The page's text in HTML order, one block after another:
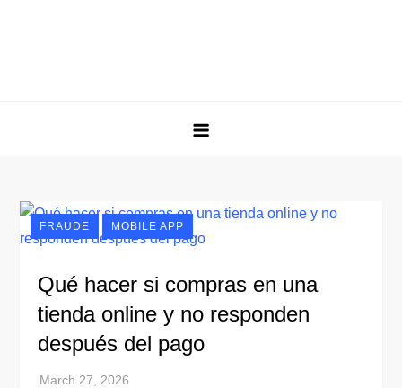
FRAUDE MOBILE APP
Qué hacer si compras en una
tienda online y no responden
después del pago